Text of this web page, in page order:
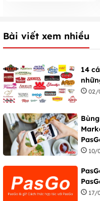
Bài viết xem nhiều
14
02/
10/
17/